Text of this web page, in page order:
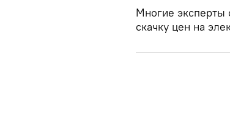
Многие эксперты
скачку цен на